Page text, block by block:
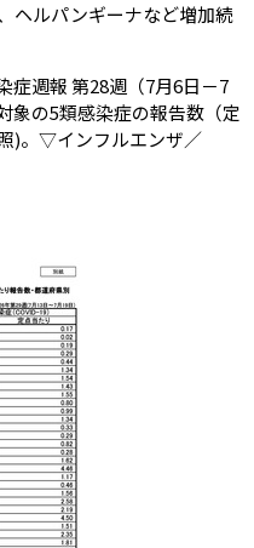
ヘルパンギーナなど増加続
週報 第28週（7月6日－7
象の5類感染症の報告数（定
)。▽インフルエンザ／